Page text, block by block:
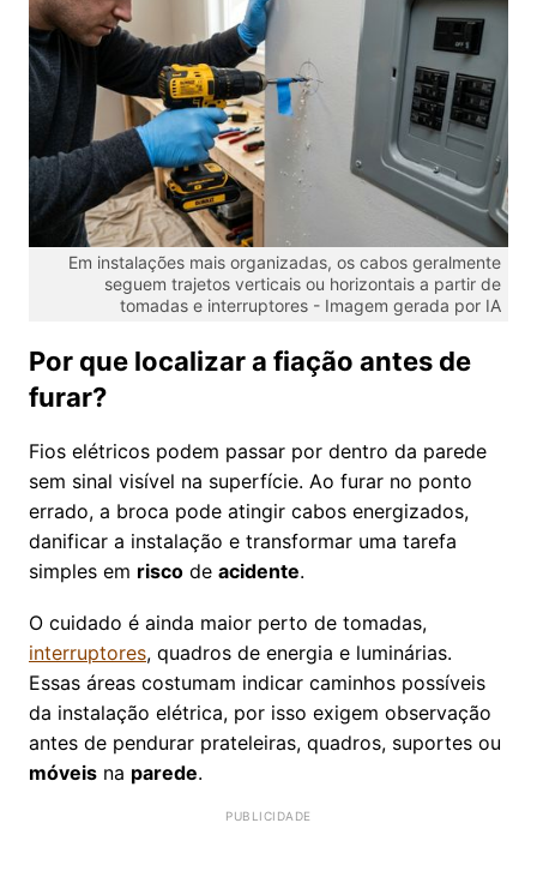
Em instalações mais organizadas, os cabos geralmente
seguem trajetos verticais ou horizontais a partir de
tomadas e interruptores - Imagem gerada por IA
Por que localizar a fiação antes de
furar?
Fios elétricos podem passar por dentro da parede
sem sinal visível na superfície. Ao furar no ponto
errado, a broca pode atingir cabos energizados,
danificar a instalação e transformar uma tarefa
simples em risco de acidente.
O cuidado é ainda maior perto de tomadas,
interruptores, quadros de energia e luminárias.
Essas áreas costumam indicar caminhos possíveis
da instalação elétrica, por isso exigem observação
antes de pendurar prateleiras, quadros, suportes ou
móveis na parede.